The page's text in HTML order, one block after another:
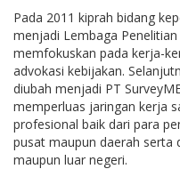
Pada 2011 kiprah bidang
menjadi Lembaga
memfokuskan pada kerja-
advokasi kebijakan.
diubah menjadi PT
memperluas jaringan kerja
profesional baik dari para
pusat maupun daerah serta
maupun luar negeri.